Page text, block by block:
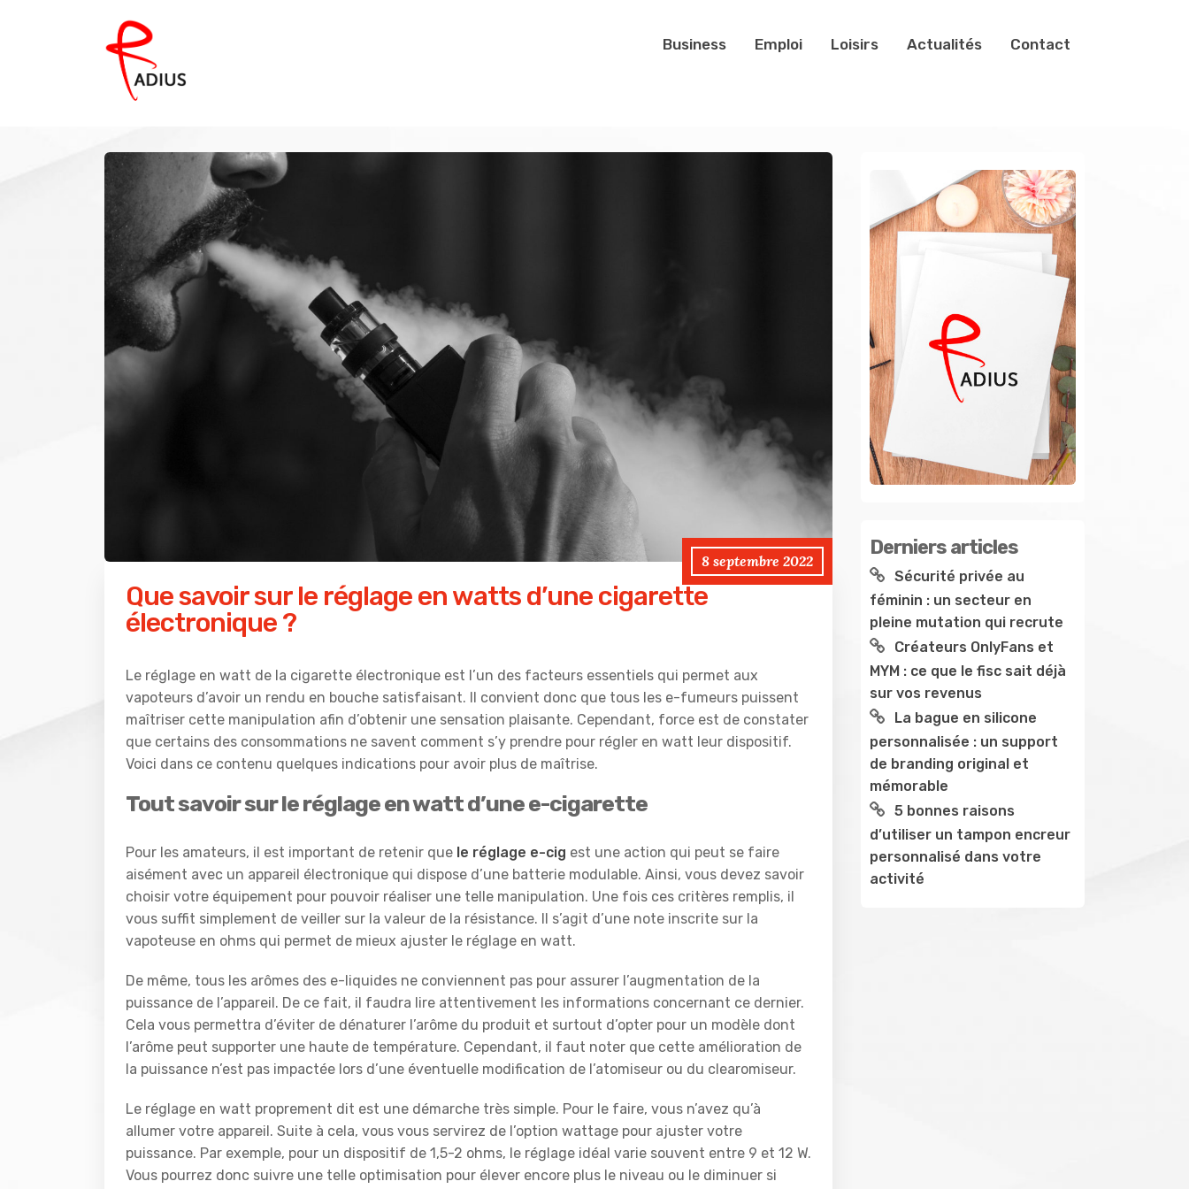
Business Emploi Loisirs Actualités Contact
8 septembre 2022
Que savoir sur le réglage en watts d’une cigarette
électronique ?
Le réglage en watt de la cigarette électronique est l’un des facteurs essentiels qui permet aux
vapoteurs d’avoir un rendu en bouche satisfaisant. Il convient donc que tous les e-fumeurs puissent
maîtriser cette manipulation afin d’obtenir une sensation plaisante. Cependant, force est de constater
que certains des consommations ne savent comment s’y prendre pour régler en watt leur dispositif.
Voici dans ce contenu quelques indications pour avoir plus de maîtrise.
Tout savoir sur le réglage en watt d’une e-cigarette
Pour les amateurs, il est important de retenir que le réglage e-cig est une action qui peut se faire
aisément avec un appareil électronique qui dispose d’une batterie modulable. Ainsi, vous devez savoir
choisir votre équipement pour pouvoir réaliser une telle manipulation. Une fois ces critères remplis, il
vous suffit simplement de veiller sur la valeur de la résistance. Il s’agit d’une note inscrite sur la
vapoteuse en ohms qui permet de mieux ajuster le réglage en watt.
De même, tous les arômes des e-liquides ne conviennent pas pour assurer l’augmentation de la
puissance de l’appareil. De ce fait, il faudra lire attentivement les informations concernant ce dernier.
Cela vous permettra d’éviter de dénaturer l’arôme du produit et surtout d’opter pour un modèle dont
l’arôme peut supporter une haute de température. Cependant, il faut noter que cette amélioration de
la puissance n’est pas impactée lors d’une éventuelle modification de l’atomiseur ou du clearomiseur.
Le réglage en watt proprement dit est une démarche très simple. Pour le faire, vous n’avez qu’à
allumer votre appareil. Suite à cela, vous vous servirez de l’option wattage pour ajuster votre
puissance. Par exemple, pour un dispositif de 1,5-2 ohms, le réglage idéal varie souvent entre 9 et 12 W.
Vous pourrez donc suivre une telle optimisation pour élever encore plus le niveau ou le diminuer si
Derniers articles
Sécurité privée au
féminin : un secteur en
pleine mutation qui recrute
Créateurs OnlyFans et
MYM : ce que le fisc sait déjà
sur vos revenus
La bague en silicone
personnalisée : un support
de branding original et
mémorable
5 bonnes raisons
d’utiliser un tampon encreur
personnalisé dans votre
activité